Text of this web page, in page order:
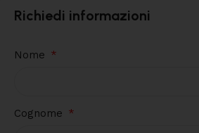
Richiedi informazioni
Nome
Cognome